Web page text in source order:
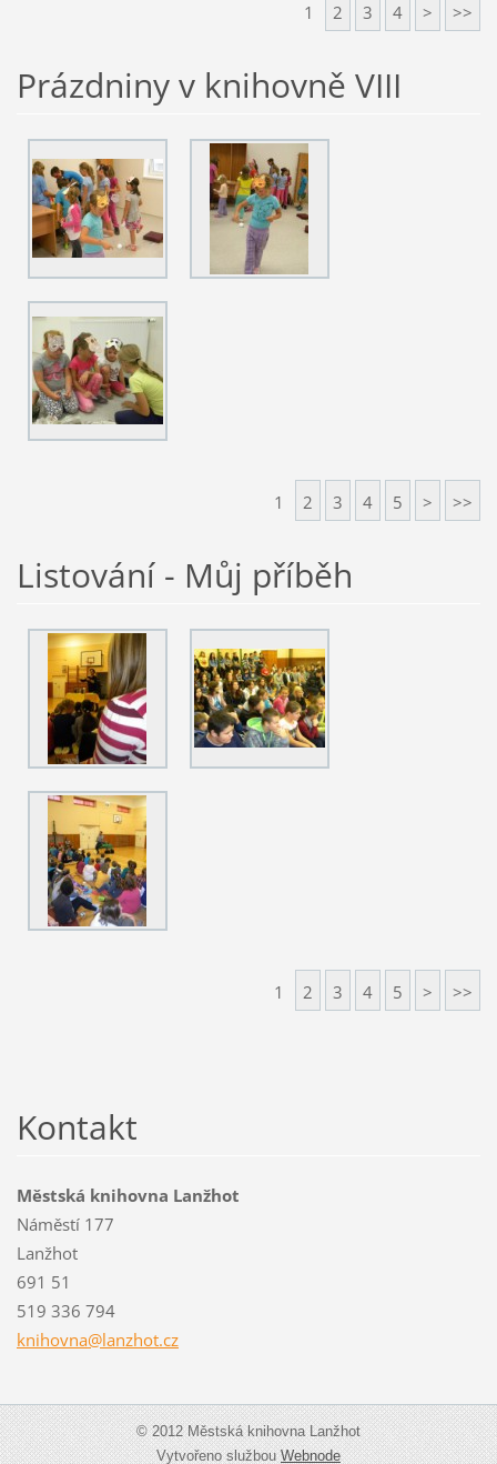
1 2 3 4 > >>
Prázdniny v knihovně VIII
1 2 3 4 5 > >>
Listování - Můj příběh
1 2 3 4 5 > >>
Kontakt
Městská knihovna Lanžhot
Náměstí 177
Lanžhot
691 51
519 336 794
knihovna@lanzhot.cz
© 2012 Městská knihovna Lanžhot
Vytvořeno službouWebnode